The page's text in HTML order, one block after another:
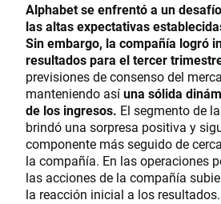
Alphabet se enfrentó a un
las altas expectativas
Sin embargo, la compañía logró
resultados para el tercer
previsiones de consenso del
manteniendo asíuna sólida
de los ingresos. El segmento de
brindó una sorpresa positiva y
componente más seguido de
la compañía. En las operaciones
las acciones de la compañía
la reacción inicial a los resultados.